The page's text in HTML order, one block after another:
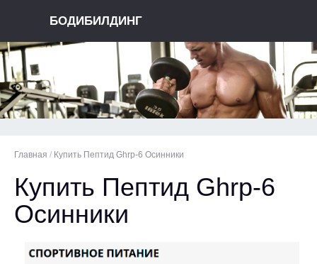
БОДИБИЛДИНГ
Главная / Купить Пептид Ghrp-6 Осинники
Купить Пептид Ghrp-6
Осинники